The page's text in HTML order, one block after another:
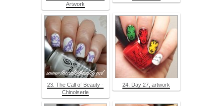
Artwork
23. The Call of Beauty -
Chinoiserie
24. Day 27, artwork